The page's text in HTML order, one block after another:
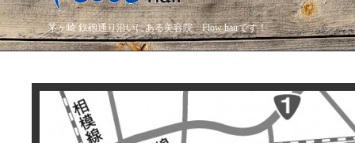
茅ヶ崎 鉄砲通り沿いにある美容院 Flow hairです！